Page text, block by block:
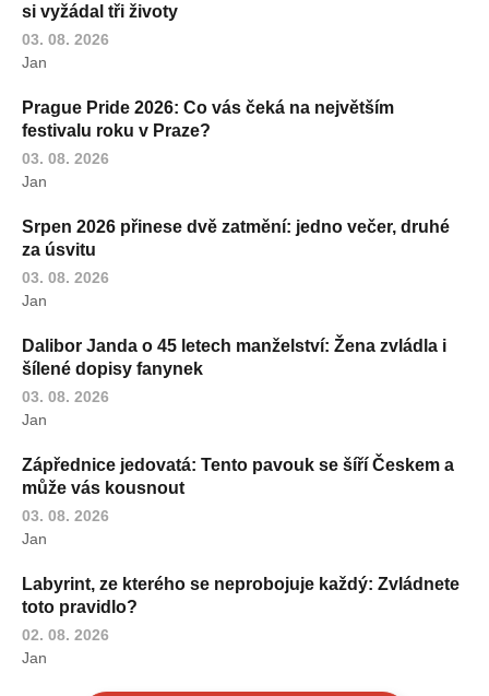
si vyžádal tři životy
03. 08. 2026
Jan
Prague Pride 2026: Co vás čeká na největším
festivalu roku v Praze?
03. 08. 2026
Jan
Srpen 2026 přinese dvě zatmění: jedno večer, druhé
za úsvitu
03. 08. 2026
Jan
Dalibor Janda o 45 letech manželství: Žena zvládla i
šílené dopisy fanynek
03. 08. 2026
Jan
Zápřednice jedovatá: Tento pavouk se šíří Českem a
může vás kousnout
03. 08. 2026
Jan
Labyrint, ze kterého se neprobojuje každý: Zvládnete
toto pravidlo?
02. 08. 2026
Jan